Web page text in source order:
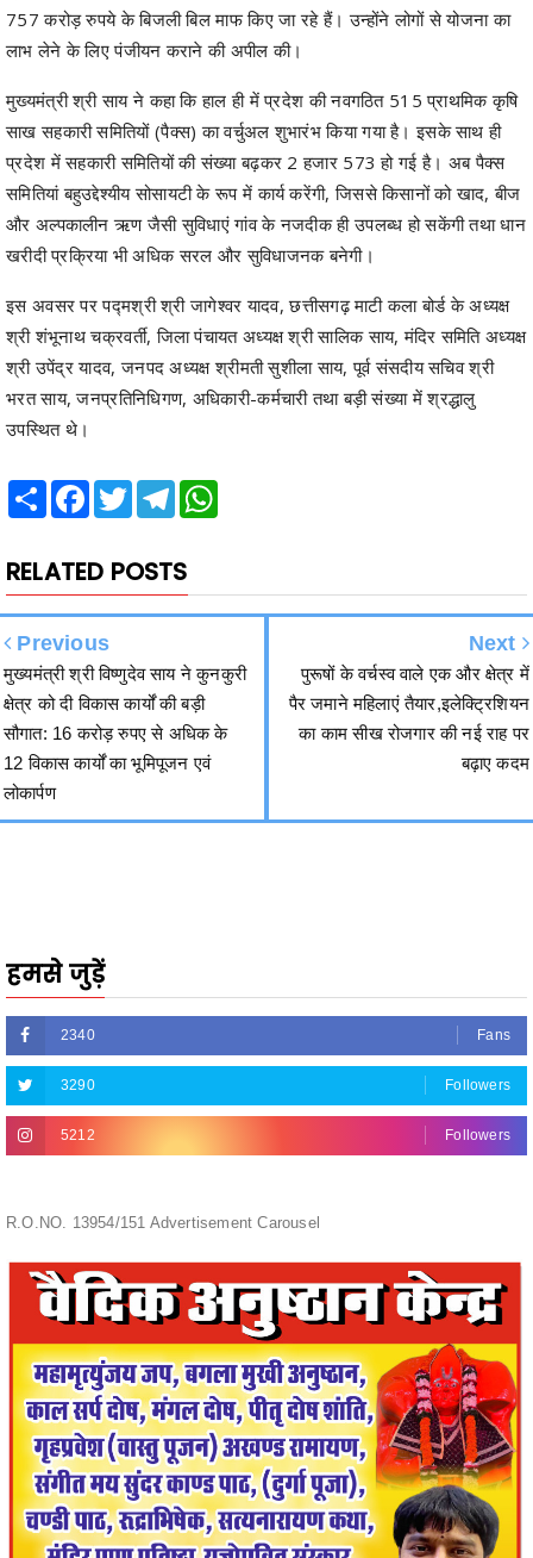
मुख्यमंत्री श्री साय ने कहा कि हाल ही में प्रदेश की नवगठित 515 प्राथमिक कृषि
साख सहकारी समितियों (पैक्स) का वर्चुअल शुभारंभ किया गया है। इसके साथ ही
प्रदेश में सहकारी समितियों की संख्या बढ़कर 2 हजार 573 हो गई है। अब पैक्स
समितियां बहुउद्देश्यीय सोसायटी के रूप में कार्य करेंगी, जिससे किसानों को खाद, बीज
और अल्पकालीन ऋण जैसी सुविधाएं गांव के नजदीक ही उपलब्ध हो सकेंगी तथा धान
खरीदी प्रक्रिया भी अधिक सरल और सुविधाजनक बनेगी।
इस अवसर पर पद्मश्री श्री जागेश्वर यादव, छत्तीसगढ़ माटी कला बोर्ड के अध्यक्ष
श्री शंभूनाथ चक्रवर्ती, जिला पंचायत अध्यक्ष श्री सालिक साय, मंदिर समिति अध्यक्ष
श्री उपेंद्र यादव, जनपद अध्यक्ष श्रीमती सुशीला साय, पूर्व संसदीय सचिव श्री
भरत साय, जनप्रतिनिधिगण, अधिकारी-कर्मचारी तथा बड़ी संख्या में श्रद्धालु
उपस्थित थे।
Share
RELATED POSTS
Previous
क्षेत्र को दी विकास कार्यों की बड़ी
सौगात: 16 करोड़ रुपए से अधिक के
12 विकास कार्यों का भूमिपूजन एवं
लोकार्पण
पैर जमाने महिलाएं तैयार,इलेक्ट्रिशियन
का काम सीख रोजगार की नई राह पर
बढ़ाए कदम
2340
3290 Followers
5212 Followers
R.O.NO. 13954/151 Advertisement Carousel